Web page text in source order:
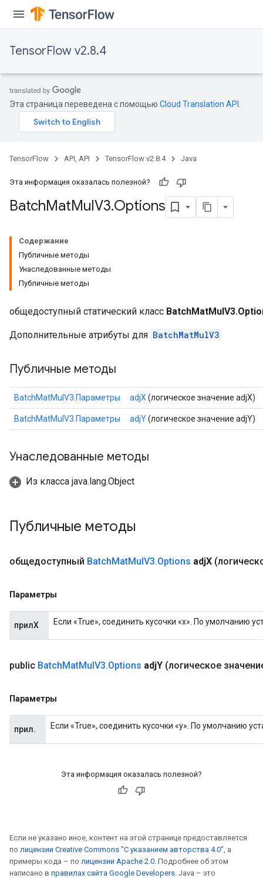
TensorFlow v2.8.4
Эта страница переведена с помощью Cloud Translation API
TensorFlow API, API TensorFlow v2.8.4 Java
Эта информация оказалась полезной?
BatchMatMulV3.Options
Содержание
Публичные методы
Унаследованные методы
Публичные методы
общедоступный статический класс
Дополнительные атрибуты для BatchMatMulV3
Публичные методы
BatchMatMulV3.Параметры adjX (логическое значение adjX)
BatchMatMulV3.Параметры adjY(логическое значение adjY)
Унаследованные методы
Из класса java.lang.Object
Публичные методы
общедоступный BatchMatMulV3.Options adjX
Параметры
прилX Если «True», соединить кусочки «x». По умолчанию
public BatchMatMulV3.Options adjY (логическое
Параметры
прил. Если «True», соединить кусочки «y». По умолчанию
Эта информация оказалась полезной?
Если не указано иное, контент на этой странице предоставляется
по лицензии Creative Commons "С указанием авторства 4.0", а
примеры кода – по лицензии Apache 2.0. Подробнее об этом
написано в правилах сайта Google Developers. Java – это